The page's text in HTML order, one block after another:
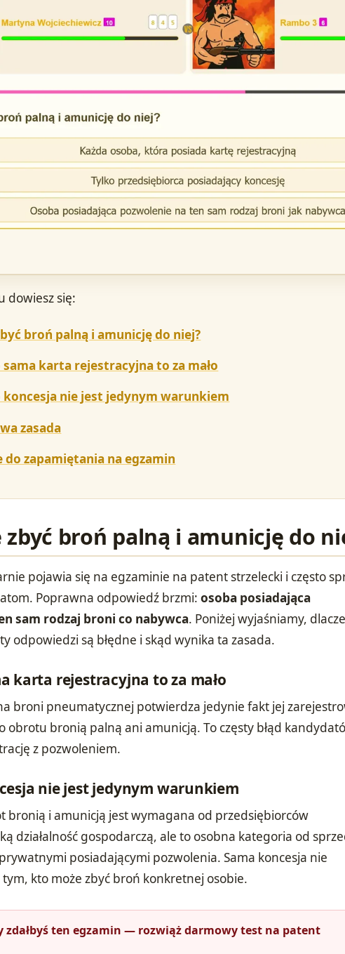
dowiesz się:
broń palną i amunicję do niej?
sama karta rejestracyjna to za mało
koncesja nie jest jedynym warunkiem
zasada
do zapamiętania na egzamin
zbyć broń palną i amunicję do
pojawia się na egzaminie na patent strzelecki i często
Poprawna odpowiedź brzmi: osoba posiadająca
sam rodzaj broni co nabywca. Poniżej wyjaśniamy,
odpowiedzi są błędne i skąd wynika ta zasada.
karta rejestracyjna to za mało
broni pneumatycznej potwierdza jedynie fakt jej
obrotu bronią palną ani amunicją. To częsty błąd
z pozwoleniem.
nie jest jedynym warunkiem
bronią i amunicją jest wymagana od przedsiębiorców
działalność gospodarczą, ale to osobna kategoria od
posiadającymi pozwolenia. Sama koncesja nie
tym, kto może zbyć broń konkretnej osobie.
zdałbyś ten egzamin — rozwiąż darmowy test na patent